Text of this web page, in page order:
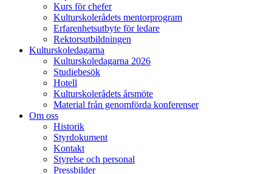
Kurs för chefer
Kulturskolerådets mentorprogram
Erfarenhetsutbyte för ledare
Rektorsutbildningen
Kulturskoledagarna
Kulturskoledagarna 2026
Studiebesök
Hotell
Kulturskolerådets årsmöte
Material från genomförda konferenser
Om oss
Historik
Styrdokument
Kontakt
Styrelse och personal
Pressbilder